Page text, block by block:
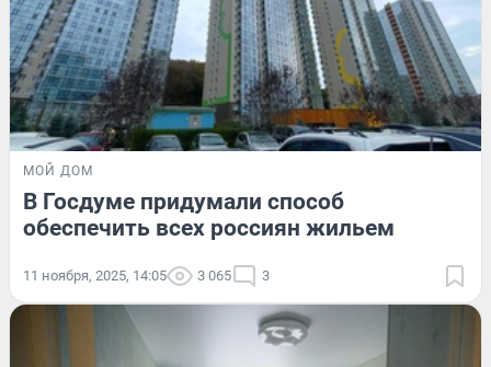
МОЙ ДОМ
В Госдуме придумали способ
обеспечить всех россиян жильем
11 ноября, 2025, 14:05 3 065 3